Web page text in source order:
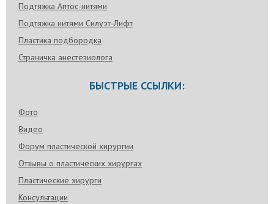
Подтяжка Аптос-нитями
Подтяжка нитями Силуэт-Лифт
Пластика подбородка
Страничка анестезиолога
БЫСТРЫЕ ССЫЛКИ:
Фото
Видео
Форум пластической хирургии
Отзывы о пластических хирургах
Пластические хирурги
Консультации